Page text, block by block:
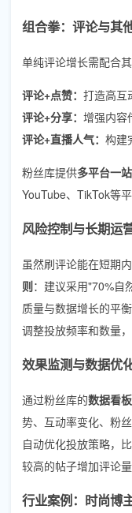
组合拳：评论与其
单纯评论增长需配合
评论+点赞： 打造高互
评论+分享： 增强内容
评论+直播人气： 构建
粉丝库提供多平台一
YouTube、TikTok等
风险控制与长期运
虽然刷评论能在短期
则：建议采用"70%自
质量与数据增长的平
调整投放频率和数量
效果监测与数据优
通过粉丝库的数据看
势、互动率变化、粉
自动优化投放策略，
较高的帖子增加评论量
行业案例：时尚博